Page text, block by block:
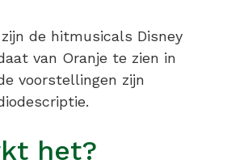
de hitmusicals Disney
van Oranje te zien in
voorstellingen zijn
het?